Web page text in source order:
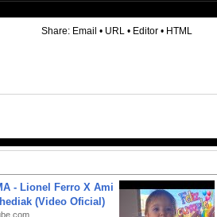
Share: Email • URL • Editor • HTML
- Lionel Ferro X Ami
(Video Oficial)